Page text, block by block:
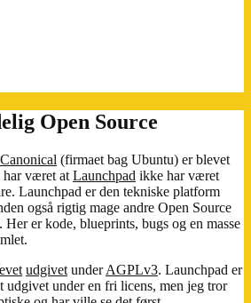
Open Source
Canonical (firmaet bag Ubuntu) er blevet
har været at Launchpad ikke har været
Launchpad er den tekniske platform
også rigtig mage andre Open Source
er kode, blueprints, bugs og en masse
udgivet underAGPLv3. Launchpad er
udgivet under en fri licens, men jeg tror